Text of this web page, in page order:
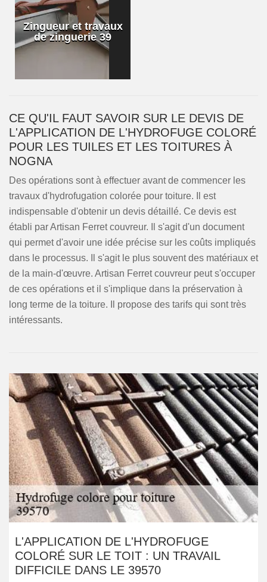
Zingueur et travaux
de zinguerie 39
CE QU'IL FAUT SAVOIR SUR LE DEVIS DE
L'APPLICATION DE L'HYDROFUGE COLORÉ
POUR LES TUILES ET LES TOITURES À
NOGNA
Des opérations sont à effectuer avant de commencer les
travaux d'hydrofugation colorée pour toiture. Il est
indispensable d'obtenir un devis détaillé. Ce devis est
établi par Artisan Ferret couvreur. Il s'agit d'un document
qui permet d'avoir une idée précise sur les coûts impliqués
dans le processus. Il s'agit le plus souvent des matériaux et
de la main-d'œuvre. Artisan Ferret couvreur peut s'occuper
de ces opérations et il s'implique dans la préservation à
long terme de la toiture. Il propose des tarifs qui sont très
intéressants.
L'APPLICATION DE L'HYDROFUGE
COLORÉ SUR LE TOIT : UN TRAVAIL
DIFFICILE DANS LE 39570